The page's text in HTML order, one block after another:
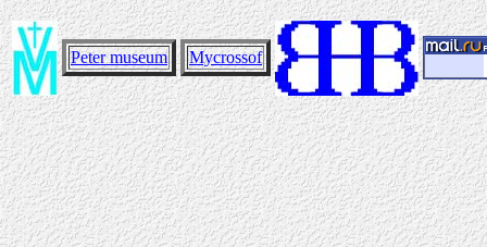
Peter museum Mycrossof